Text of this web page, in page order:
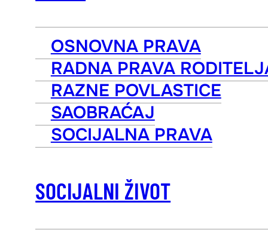
OSNOVNA PRAVA
RADNA PRAVA
RAZNE POVLASTICE
SAOBRAĆAJ
SOCIJALNA PRAVA
SOCIJALNI ŽIVOT